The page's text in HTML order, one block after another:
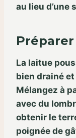
au lieu d’une
La laitue
bien drainé
Mélangez à
avec du
obtenir le
poignée de